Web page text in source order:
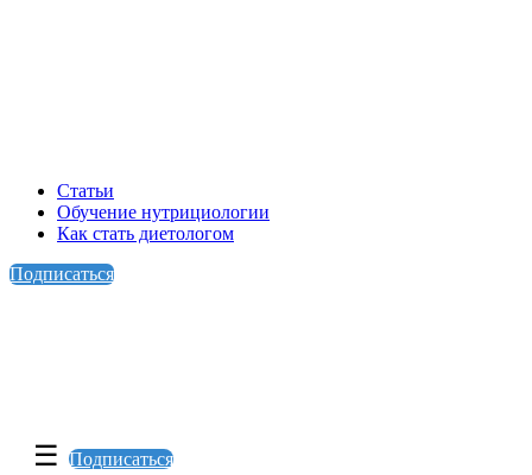
Статьи
Обучение нутрициологии
Как стать диетологом
Подписаться
☰ Подписаться